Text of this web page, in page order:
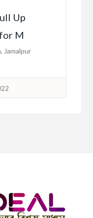
Top
Jamalpur